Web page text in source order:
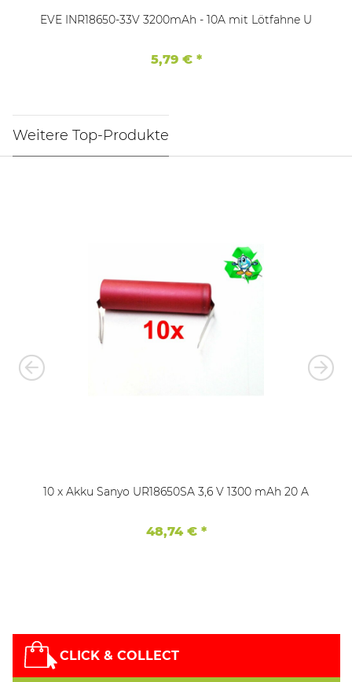
EVE INR18650-33V 3200mAh - 10A mit Lötfahne U
5,79 € *
Weitere Top-Produkte
10 x Akku Sanyo UR18650SA 3,6 V 1300 mAh 20 A
48,74 € *
CLICK & COLLECT